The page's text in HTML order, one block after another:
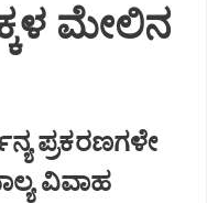
ಮೇಲಿನ
ಪ್ರಕರಣಗಳೇ
ವಿವಾಹ